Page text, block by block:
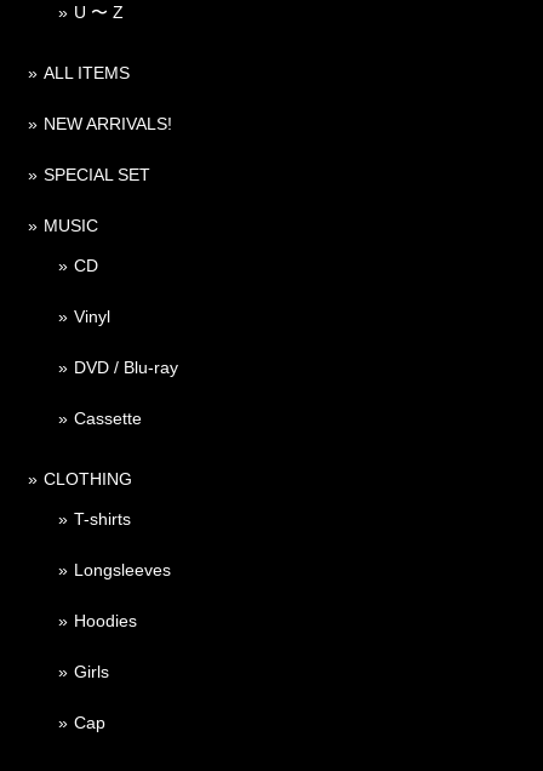
U 〜 Z
ALL ITEMS
NEW ARRIVALS!
SPECIAL SET
MUSIC
CD
Vinyl
DVD / Blu-ray
Cassette
CLOTHING
T-shirts
Longsleeves
Hoodies
Girls
Cap